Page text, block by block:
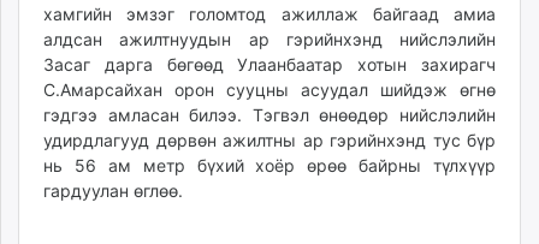
mminfo.mn
ugluu.mn
urlag.mn
asu.mn
shudarga.mn
shuurhai.mn
хамгийн эмзэг голомтод ажиллаж байгаад амиа
алдсан ажилтнуудын ар гэрийнхэнд нийслэлийн
Засаг дарга бөгөөд Улаанбаатар хотын захирагч
С.Амарсайхан орон сууцны асуудал шийдэж өгнө
гэдгээ амласан билээ. Тэгвэл өнөөдөр нийслэлийн
удирдлагууд дөрвөн ажилтны ар гэрийнхэнд тус бүр
нь 56 ам метр бүхий хоёр өрөө байрны түлхүүр
гардуулан өглөө.